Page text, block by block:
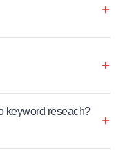
keyword reseach?